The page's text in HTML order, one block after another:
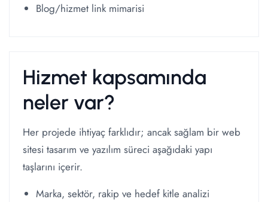
Blog/hizmet link mimarisi
Hizmet kapsamında
neler var?
Her projede ihtiyaç farklıdır; ancak sağlam bir web
sitesi tasarım ve yazılım süreci aşağıdaki yapı
taşlarını içerir.
Marka, sektör, rakip ve hedef kitle analizi